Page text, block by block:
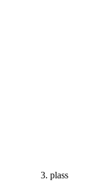
3. plass